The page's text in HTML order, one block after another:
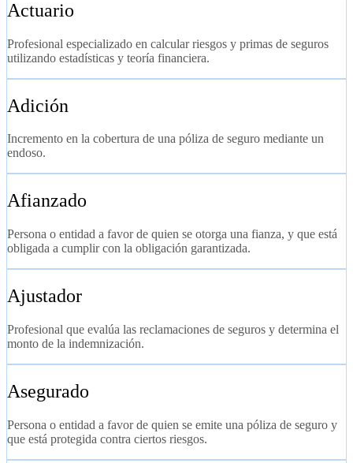
Actuario
Profesional especializado en calcular riesgos y primas de seguros
utilizando estadísticas y teoría financiera.
Adición
Incremento en la cobertura de una póliza de seguro mediante un
endoso.
Afianzado
Persona o entidad a favor de quien se otorga una fianza, y que está
obligada a cumplir con la obligación garantizada.
Ajustador
Profesional que evalúa las reclamaciones de seguros y determina el
monto de la indemnización.
Asegurado
Persona o entidad a favor de quien se emite una póliza de seguro y
que está protegida contra ciertos riesgos.